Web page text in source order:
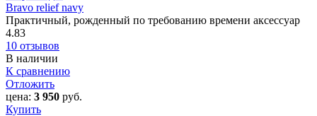
Bravo relief navy
Практичный, рожденный по требованию времени аксессуар
4.83
10 отзывов
В наличии
К сравнению
Отложить
цена: 3 950 руб.
Купить